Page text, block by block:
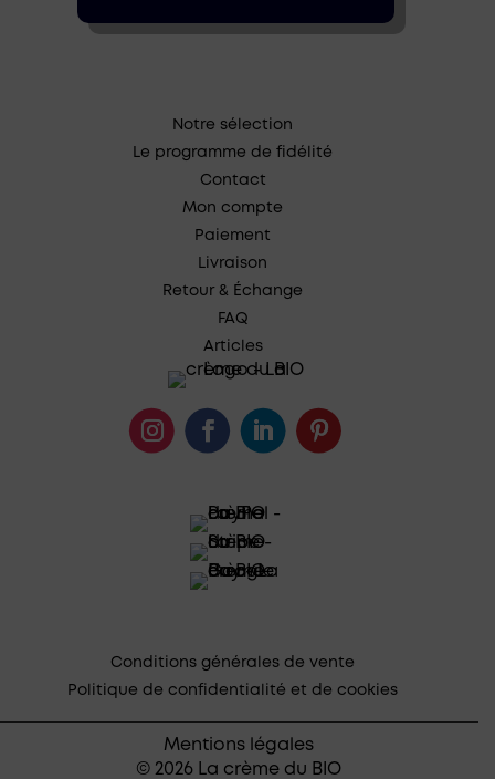
Notre sélection
Le programme de fidélité
Contact
Mon compte
Paiement
Livraison
Retour & Échange
FAQ
Articles
Conditions générales de vente
Politique de confidentialité et de cookies
Mentions légales
© 2026 La crème du BIO